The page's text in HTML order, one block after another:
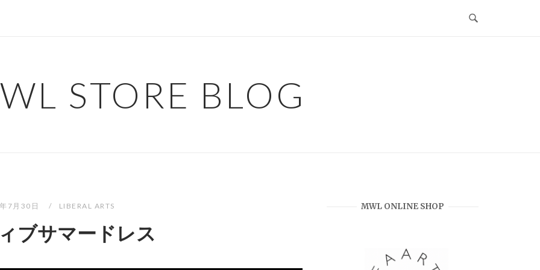
STORE BLOG
7月30日 LIBERAL ARTS
ブサマードレス
MWL ONLINE SHOP